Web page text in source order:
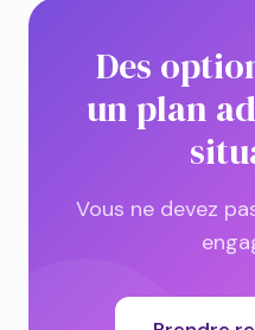
Des
un plan
Vous ne devez